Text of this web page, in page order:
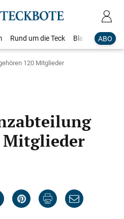
ABO
Rund um die Teck Blaulicht
120 Mitglieder
Mitglieder